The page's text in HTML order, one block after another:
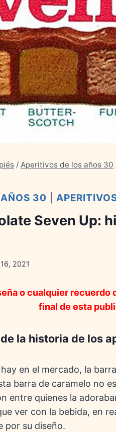
/ Aperitivos de los años 30
30
Seven Up:
2021
o cualquier
final de esta
la historia de los
en el mercado, la
barra de caramelo no
entre quienes la
ver con la bebida, en
por su diseño.